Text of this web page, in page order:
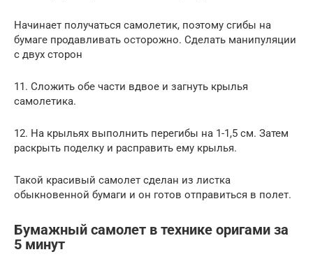
Начинает получаться самолетик, поэтому сгибы на
бумаге продавливать осторожно. Сделать манипуляции
с двух сторон
11. Сложить обе части вдвое и загнуть крылья
самолетика.
12. На крыльях выполнить перегибы на 1-1,5 см. Затем
раскрыть поделку и расправить ему крылья.
Такой красивый самолет сделан из листка
обыкновенной бумаги и он готов отправиться в полет.
Бумажный самолет в технике оригами за
5 минут